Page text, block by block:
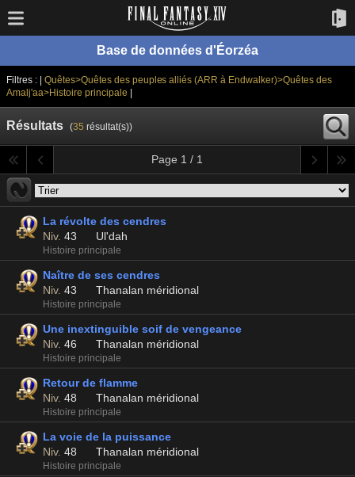
Base de données d'Éorzéa
Filtres : | Quêtes>Quêtes des peuples alliés (ARR à Endwalker)>Quêtes des
Amalj'aa>Histoire principale
Résultats (35 résultat(s))
Page 1 / 1
La révolte des cendres
Niv. 43 Ul'dah
Histoire principale
Naître de ses cendres
Niv. 43 Thanalan méridional
Histoire principale
Une inextinguible soif de vengeance
Niv. 46 Thanalan méridional
Histoire principale
Retour de flamme
Niv. 48 Thanalan méridional
Histoire principale
La voie de la puissance
Niv. 48 Thanalan méridional
Histoire principale